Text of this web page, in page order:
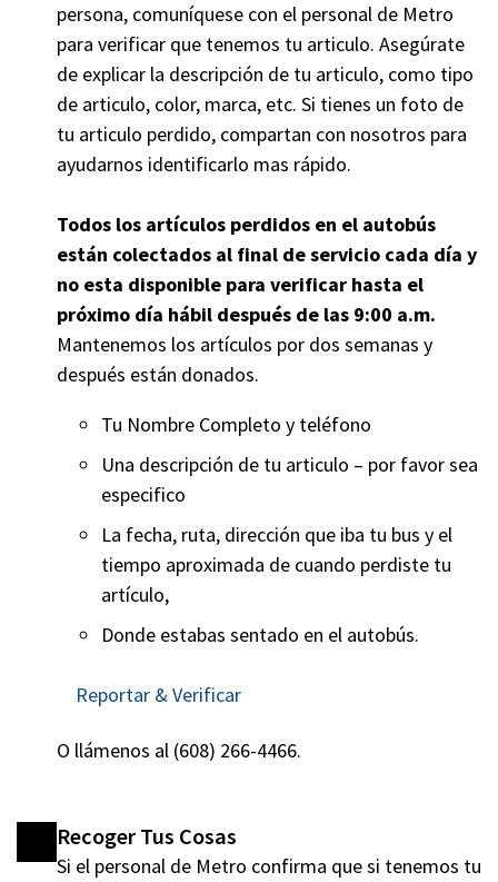
persona, comuníquese con el personal de Metro
para verificar que tenemos tu articulo. Asegúrate
de explicar la descripción de tu articulo, como tipo
de articulo, color, marca, etc. Si tienes un foto de
tu articulo perdido, compartan con nosotros para
ayudarnos identificarlo mas rápido.
Todos los artículos perdidos en el autobús
están colectados al final de servicio cada día y
no esta disponible para verificar hasta el
próximo día hábil después de las 9:00 a.m.
Mantenemos los artículos por dos semanas y
después están donados.
Tu Nombre Completo y teléfono
Una descripción de tu articulo – por favor sea
especifico
La fecha, ruta, dirección que iba tu bus y el
tiempo aproximada de cuando perdiste tu
artículo,
Donde estabas sentado en el autobús.
Reportar & Verificar
O llámenos al (608) 266-4466.
Recoger Tus Cosas
Si el personal de Metro confirma que si tenemos tu